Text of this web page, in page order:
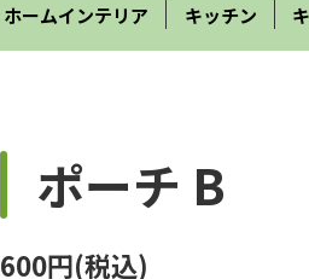
ホームインテリア キッチン
ポーチ B
600円(税込)